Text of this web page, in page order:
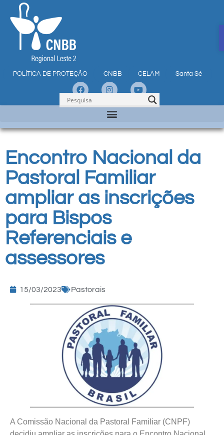
POLÍTICA DE PROTEÇÃO CNBB CELAM Santa Sé
Encontro Nacional da
Pastoral Familiar
ampliar as inscrições
para Bispos
Referenciais e
assessores
15/03/2023 Pastorais
A Comissão Nacional da Pastoral Familiar (CNPF)